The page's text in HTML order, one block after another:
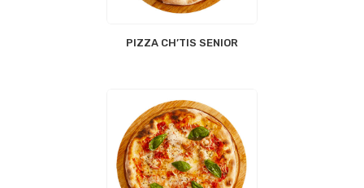
PIZZA CH’TIS SENIOR